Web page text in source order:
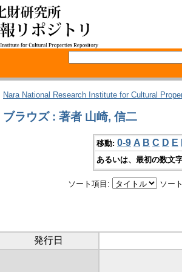
Nara National Research Institute for Cultural
ブラウズ : 著者 山崎, 信二
移動: 0-9 A B C D E
あるいは、最初の数文
ソート項目: ソー
発行日